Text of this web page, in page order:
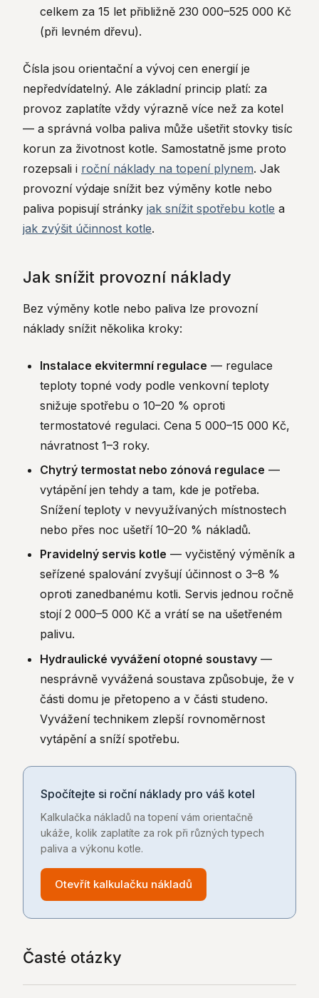
celkem za 15 let přibližně 230 000–525 000 Kč
(při levném dřevu).
Čísla jsou orientační a vývoj cen energií je
nepředvídatelný. Ale základní princip platí: za
provoz zaplatíte vždy výrazně více než za kotel
— a správná volba paliva může ušetřit stovky tisíc
korun za životnost kotle. Samostatně jsme proto
rozepsali i roční náklady na topení plynem. Jak
provozní výdaje snížit bez výměny kotle nebo
paliva popisují stránky jak snížit spotřebu kotle a
jak zvýšit účinnost kotle.
Jak snížit provozní náklady
Bez výměny kotle nebo paliva lze provozní
náklady snížit několika kroky:
Instalace ekvitermní regulace — regulace
teploty topné vody podle venkovní teploty
snižuje spotřebu o 10–20 % oproti
termostatové regulaci. Cena 5 000–15 000 Kč,
návratnost 1–3 roky.
Chytrý termostat nebo zónová regulace —
vytápění jen tehdy a tam, kde je potřeba.
Snížení teploty v nevyužívaných místnostech
nebo přes noc ušetří 10–20 % nákladů.
Pravidelný servis kotle — vyčistěný výměník a
seřízené spalování zvyšují účinnost o 3–8 %
oproti zanedbanému kotli. Servis jednou ročně
stojí 2 000–5 000 Kč a vrátí se na ušetřeném
palivu.
Hydraulické vyvážení otopné soustavy —
nesprávně vyvážená soustava způsobuje, že v
části domu je přetopeno a v části studeno.
Vyvážení technikem zlepší rovnoměrnost
vytápění a sníží spotřebu.
Spočítejte si roční náklady pro váš kotel
Kalkulačka nákladů na topení vám orientačně
ukáže, kolik zaplatíte za rok při různých typech
paliva a výkonu kotle.
Otevřít kalkulačku nákladů
Časté otázky